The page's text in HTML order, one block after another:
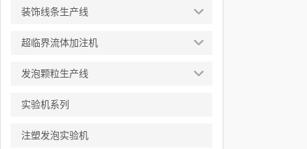
装饰线条生产线
超临界流体加注机
发泡颗粒生产线
实验机系列
注塑发泡实验机